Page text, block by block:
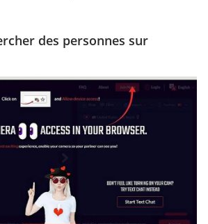
des personnes sur